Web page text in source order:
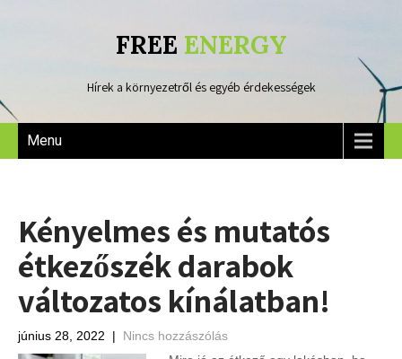
FREE ENERGY
Hírek a környezetről és egyéb érdekességek
Menu
Kényelmes és mutatós
étkezőszék darabok
változatos kínálatban!
június 28, 2022 | Nincs hozzászólás